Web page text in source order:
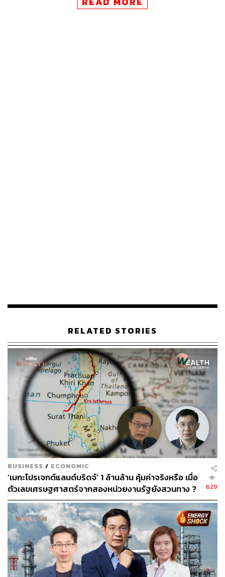
RELATED STORIES
BUSINESS / ECONOMIC
‘เมกะโปรเจกต์แลนด์บริดจ์’ 1 ล้านล้าน คุ้มค่าจริงหรือ เมื่อ
ตัวเลขเศรษฐศาสตร์จากสองหน่วยงานรัฐยังสวนทาง ?
629